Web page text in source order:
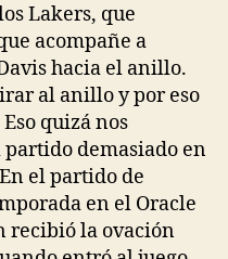
Lakers, que
acompañe a
hacia el anillo.
al anillo y por eso
quizá nos
demasiado en
el partido de
en el Oracle
recibió la ovación